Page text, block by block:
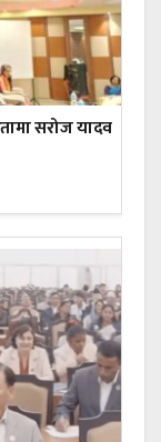
सरोज यादव